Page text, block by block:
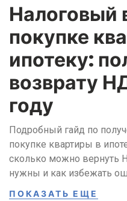
Налоговый
покупке
ипотеку:
возврату
году
Подробный гайд по
покупке квартиры в
сколько можно вернуть
нужны и как избежать
ПОКАЗАТЬ ЕЩЕ